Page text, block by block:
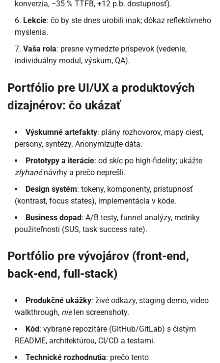
konverzia, −35 % TTFB, +12 p.b. dostupnosť).
Lekcie: čo by ste dnes urobili inak; dôkaz reflektívneho
myslenia.
Vaša rola: presne vymedzte príspevok (vedenie,
individuálny modul, výskum, QA).
Portfólio pre UI/UX a produktových
dizajnérov: čo ukázať
Výskumné artefakty: plány rozhovorov, mapy ciest,
persony, syntézy. Anonymizujte dáta.
Prototypy a iterácie: od skíc po high-fidelity; ukážte
zlyhanénávrhy a prečo neprešli.
Design systém: tokeny, komponenty, prístupnosť
(kontrast, focus states), implementácia v kóde.
Business dopad: A/B testy, funnel analýzy, metriky
použiteľnosti (SUS, task success rate).
Portfólio pre vývojárov (front-end,
back-end, full-stack)
Produkčné ukážky: živé odkazy, staging demo, video
walkthrough, nielen screenshoty.
Kód : vybrané repozitáre (GitHub/GitLab) s čistým
README, architektúrou, CI/CD a testami.
Technické rozhodnutia: prečo tento